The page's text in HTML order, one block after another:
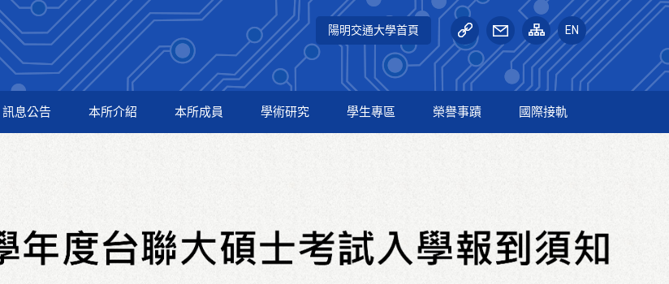
訊息公告 本所介紹 本所成員 學術研究 學生專區 榮譽事蹟 國際接軌
陽明交通大學首頁 EN